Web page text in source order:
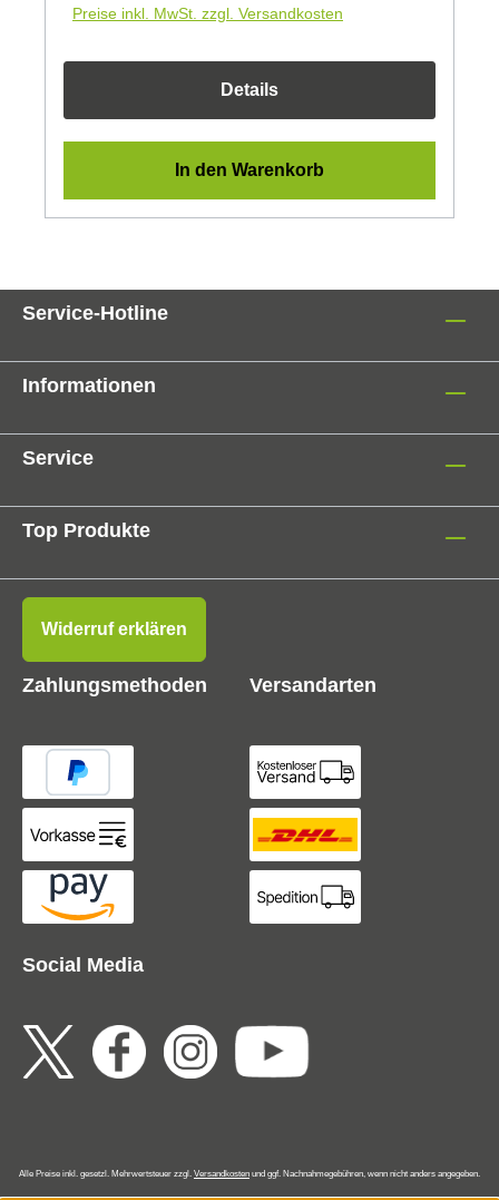
Preise inkl. MwSt. zzgl. Versandkosten
Details
In den Warenkorb
Service-Hotline
Informationen
Service
Top Produkte
Social Media
Widerruf erklären
Zahlungsmethoden Versandarten
Alle Preise inkl. gesetzl. Mehrwertsteuer zzgl. Versandkosten und ggf. Nachnahmegebühren, wenn nicht anders angegeben.